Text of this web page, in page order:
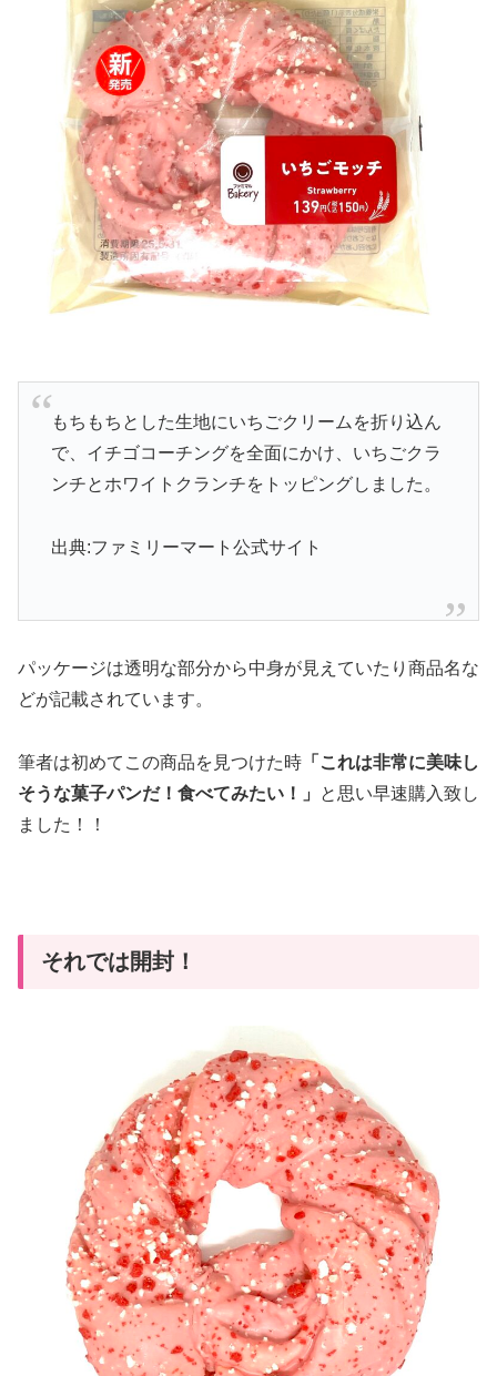
もちもちとした生地にいちごクリームを折り込ん
で、イチゴコーチングを全面にかけ、いちごクラ
ンチとホワイトクランチをトッピングしました。
出典:ファミリーマート公式サイト
パッケージは透明な部分から中身が見えていたり商品名な
どが記載されています。
筆者は初めてこの商品を見つけた時 「これは非常に美味し
そうな菓子パンだ！食べてみたい！」
と思い早速購入致し
ました！！
それでは開封！